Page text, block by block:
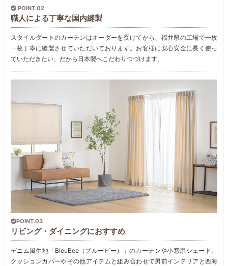
POINT.02
職人による丁寧な国内縫製
スタイルダートのカーテンはオーダーを受けてから、福井県の工場で一枚
一枚丁寧に縫製させていただいております。お客様に安心安全に長く使っ
ていただきたい、だから日本製へこだわりつづけます。
POINT.03
リビング・ダイニングにおすすめ
デニム風生地「BleuBee（ブルービー）」のカーテンや小窓用シェード、
クッションカバーやその他アイテムと組み合わせて男前インテリアと西海